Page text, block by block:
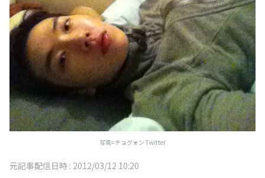
写真=チョグォン Twitter
元記事配信日時 : 2012/03/12 10:20